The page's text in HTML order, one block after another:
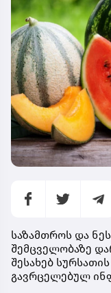
საზამთროს და
შემცველობაზე
შესახებ
გავრცელებულ